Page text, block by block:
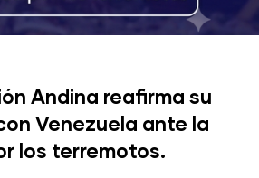
Andina reafirma su
Venezuela ante la
los terremotos.